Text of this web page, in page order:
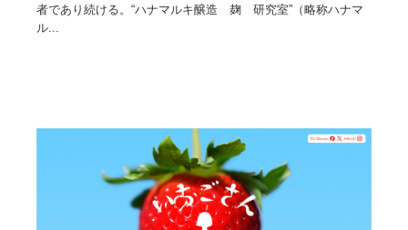
者であり続ける。“ハナマルキ醸造 麹 研究室”（略称ハナマ
ル...